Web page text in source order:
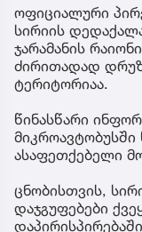
ოფიციალური
სირიის
ჯარამანის
ძირითადად
ტერიტორიაა.
წინასწარი
მიკროავტობუსში
ასაფეთქებელი
ცნობისთვის,
დაჯგუფებები